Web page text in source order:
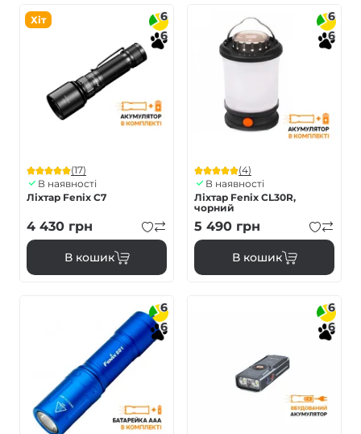
Хіт
6
6
(17)
В наявності
Ліхтар Fenix C7
4 430 грн
В кошик
6
6
(4)
В наявності
Ліхтар Fenix CL30R,
чорний
5 490 грн
В кошик
6
6
6
6